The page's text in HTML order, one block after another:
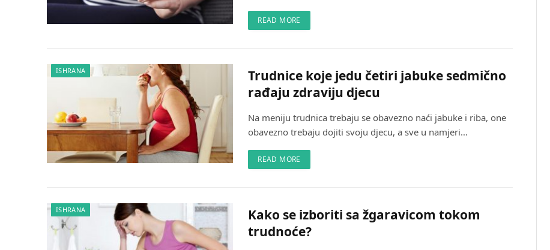
READ MORE
ISHRANA
Trudnice koje jedu četiri jabuke sedmično
rađaju zdraviju djecu
Na meniju trudnica trebaju se obavezno naći jabuke i riba, one
obavezno trebaju dojiti svoju djecu, a sve u namjeri…
READ MORE
ISHRANA
Kako se izboriti sa žgaravicom tokom
trudnoće?